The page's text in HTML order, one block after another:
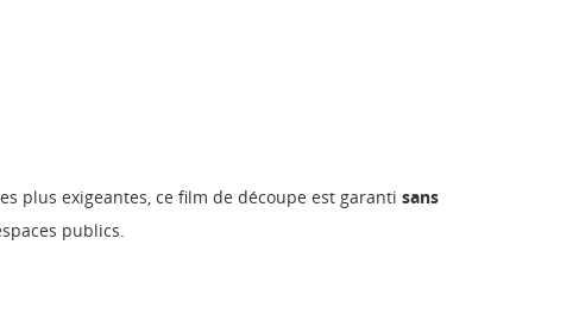
plus exigeantes, ce film de découpe est garanti sans
publics.